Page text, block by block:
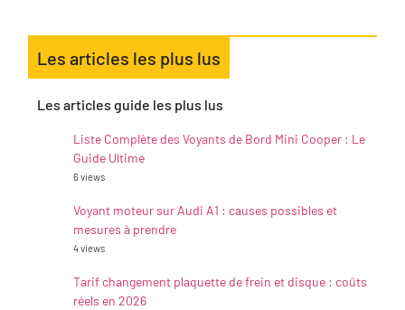
Les articles les plus lus
Les articles guide les plus lus
Liste Complète des Voyants de Bord Mini Cooper : Le
Guide Ultime
6 views
Voyant moteur sur Audi A1 : causes possibles et
mesures à prendre
4 views
Tarif changement plaquette de frein et disque : coûts
réels en 2026